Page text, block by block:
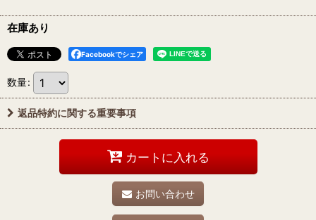
在庫あり
Facebookでシェア
数量:
返品特約に関する重要事項
カートに入れる
お問い合わせ